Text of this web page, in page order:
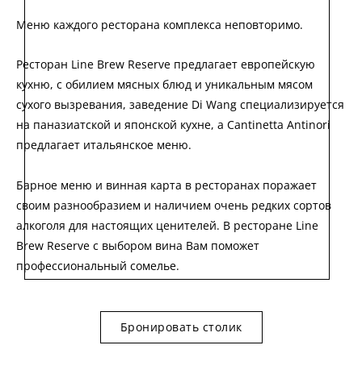
Меню каждого ресторана комплекса неповторимо.
Ресторан Line Brew Reserve предлагает европейскую
кухню, с обилием мясных блюд и уникальным мясом
сухого вызревания, заведение Di Wang специализируется
на паназиатской и японской кухне, а Cantinetta Antinori
предлагает итальянское меню.
Барное меню и винная карта в ресторанах поражает
своим разнообразием и наличием очень редких сортов
алкоголя для настоящих ценителей. В ресторане Line
Brew Reserve с выбором вина Вам поможет
профессиональный сомелье.
Бронировать столик